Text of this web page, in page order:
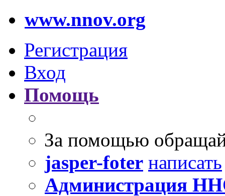
www.nnov.org
Регистрация
Вход
Помощь
За помощью
jasper-foter написать
Администрация